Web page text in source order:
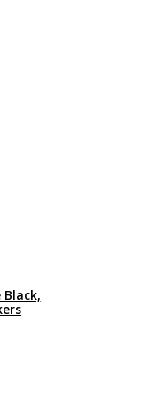
Black,